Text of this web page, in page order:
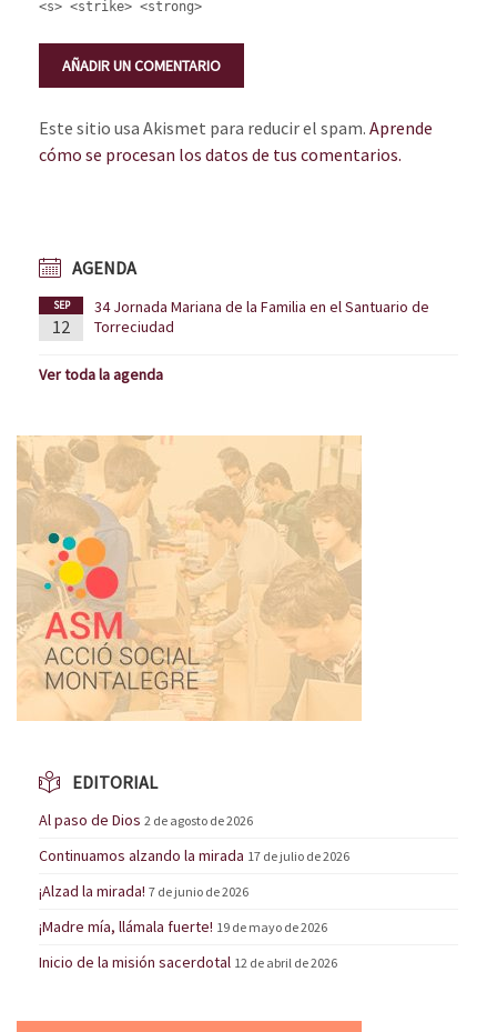
<s> <strike> <strong>
Este sitio usa Akismet para reducir el spam. Aprende
cómo se procesan los datos de tus comentarios.
AGENDA
SEP
12
34 Jornada Mariana de la Familia en el Santuario de
Torreciudad
Ver toda la agenda
EDITORIAL
Al paso de Dios 2 de agosto de 2026
Continuamos alzando la mirada 17 de julio de 2026
¡Alzad la mirada! 7 de junio de 2026
¡Madre mía, llámala fuerte! 19 de mayo de 2026
Inicio de la misión sacerdotal 12 de abril de 2026